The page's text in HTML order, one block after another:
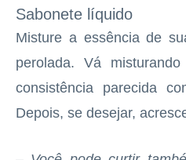
Sabonete líquido
Misture a essência de
perolada. Vá
consistência parecida
Depois, se desejar,